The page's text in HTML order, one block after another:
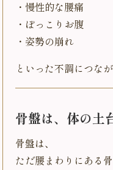
・慢性的な腰痛
・ぽっこりお腹
・姿勢の崩れ
といった不調につな
骨盤は、体の土
骨盤は、
ただ腰まわりにある